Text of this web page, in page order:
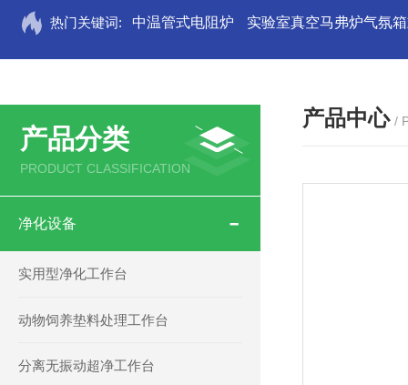
热门关键词: 中温管式电阻炉 实验室真空马弗炉气氛
产品分类
PRODUCT CLASSIFICATION
净化设备
实用型净化工作台
动物饲养垫料处理工作台
分离无振动超净工作台
产品中心 /